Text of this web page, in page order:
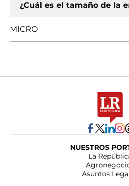
¿Cuál es el tamaño de la
MICRO
NUESTROS
La
Asuntos